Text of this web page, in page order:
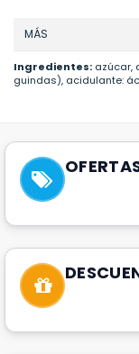
MÁS
Ingredientes: azúcar,
guindas), acidulante: